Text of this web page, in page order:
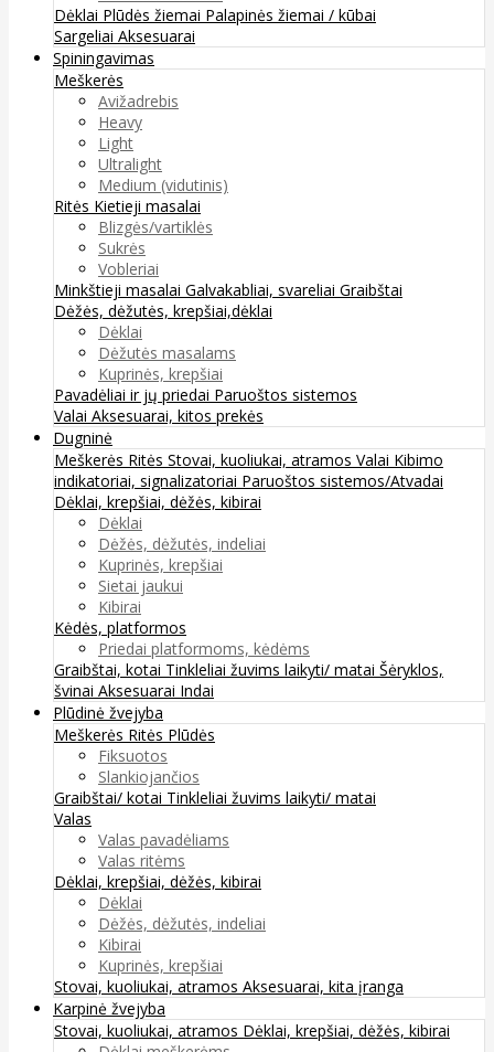
Dėklai Plūdės žiemai Palapinės žiemai / kūbai
Sargeliai Aksesuarai
Spiningavimas
Meškerės
Avižadrebis
Heavy
Light
Ultralight
Medium (vidutinis)
Ritės Kietieji masalai
Blizgės/vartiklės
Sukrės
Vobleriai
Minkštieji masalai Galvakabliai, svareliai Graibštai
Dėžės, dėžutės, krepšiai,dėklai
Dėklai
Dėžutės masalams
Kuprinės, krepšiai
Pavadėliai ir jų priedai Paruoštos sistemos
Valai Aksesuarai, kitos prekės
Dugninė
Meškerės Ritės Stovai, kuoliukai, atramos Valai Kibimo
indikatoriai, signalizatoriai Paruoštos sistemos/Atvadai
Dėklai, krepšiai, dėžės, kibirai
Dėklai
Dėžės, dėžutės, indeliai
Kuprinės, krepšiai
Sietai jaukui
Kibirai
Kėdės, platformos
Priedai platformoms, kėdėms
Graibštai, kotai Tinkleliai žuvims laikyti/ matai Šėryklos,
švinai Aksesuarai Indai
Plūdinė žvejyba
Meškerės Ritės Plūdės
Fiksuotos
Slankiojančios
Graibštai/ kotai Tinkleliai žuvims laikyti/ matai
Valas
Valas pavadėliams
Valas ritėms
Dėklai, krepšiai, dėžės, kibirai
Dėklai
Dėžės, dėžutės, indeliai
Kibirai
Kuprinės, krepšiai
Stovai, kuoliukai, atramos Aksesuarai, kita įranga
Karpinė žvejyba
Stovai, kuoliukai, atramos Dėklai, krepšiai, dėžės, kibirai